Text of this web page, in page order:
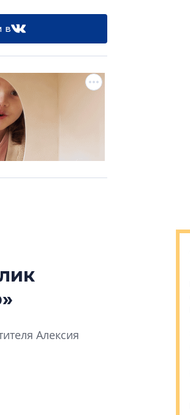
в
Алексия
Усадьба Торосово — антидот
эпохи фальш-панелей